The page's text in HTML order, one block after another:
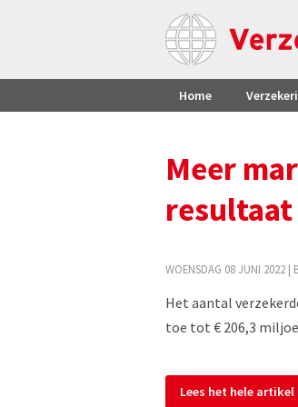
Home
Meer
WOENSDAG 08 JUNI 2022 |
Het aantal
toe tot € 206,3
Lees het hele artikel